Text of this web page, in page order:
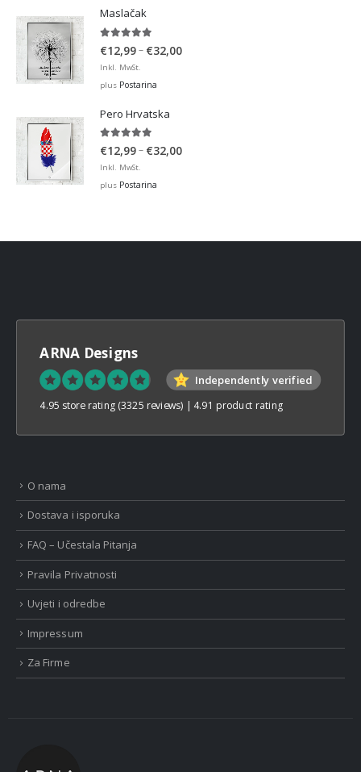
Maslačak
5.00out of 5
€12,99– €32,00Price
Inkl. MwSt.
plus Postarina
Pero Hrvatska
5.00out of 5
€12,99– €32,00Price
Inkl. MwSt.
plus Postarina
ARNA Designs
Independently verified
4.95 store rating (3325 reviews) | 4.91 product rating
O nama
Dostava i isporuka
FAQ – Učestala Pitanja
Pravila Privatnosti
Uvjeti i odredbe
Impressum
Za Firme